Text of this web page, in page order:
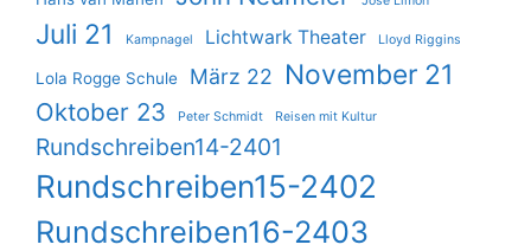
Juli 21 Kampnagel Lichtwark Theater Lloyd Riggins
Lola Rogge Schule März 22 November 21
Oktober 23 Peter Schmidt Reisen mit Kultur
Rundschreiben14-2401
Rundschreiben15-2402
Rundschreiben16-2403